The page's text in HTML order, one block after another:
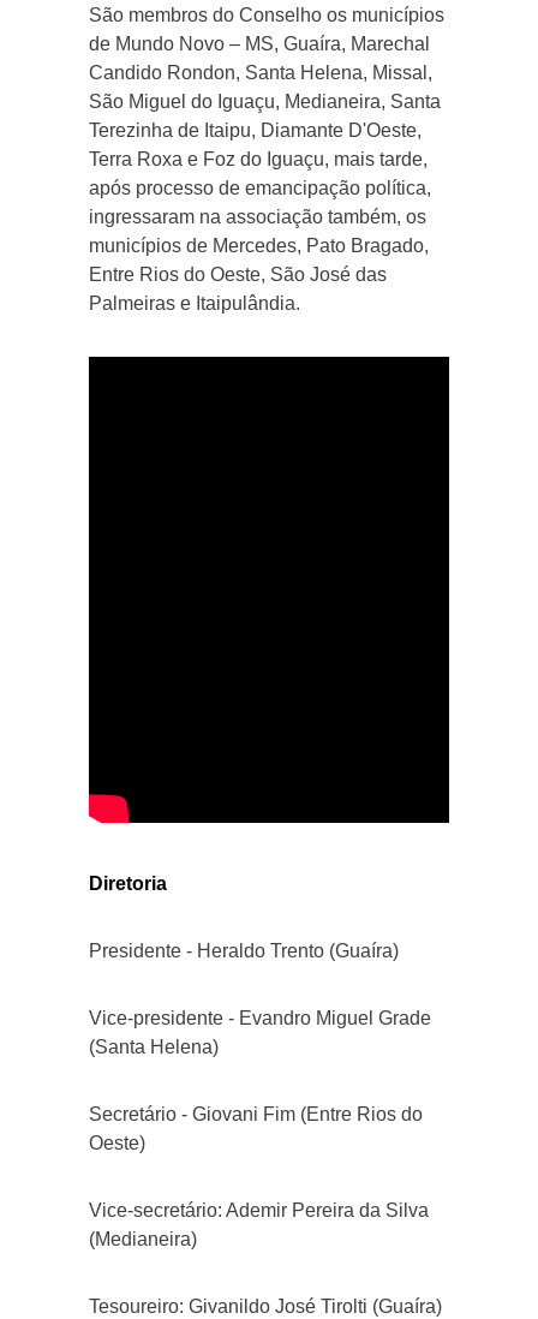
São membros do Conselho os municípios
de Mundo Novo – MS, Guaíra, Marechal
Candido Rondon, Santa Helena, Missal,
São Miguel do Iguaçu, Medianeira, Santa
Terezinha de Itaipu, Diamante D'Oeste,
Terra Roxa e Foz do Iguaçu, mais tarde,
após processo de emancipação política,
ingressaram na associação também, os
municípios de Mercedes, Pato Bragado,
Entre Rios do Oeste, São José das
Palmeiras e Itaipulândia.
Diretoria
Presidente - Heraldo Trento (Guaíra)
Vice-presidente - Evandro Miguel Grade
(Santa Helena)
Secretário - Giovani Fim (Entre Rios do
Oeste)
Vice-secretário: Ademir Pereira da Silva
(Medianeira)
Tesoureiro: Givanildo José Tirolti (Guaíra)